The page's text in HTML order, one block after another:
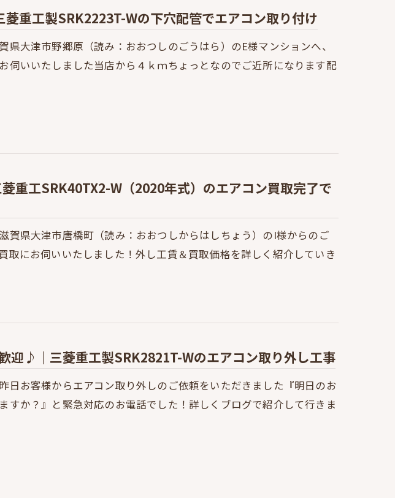
菱重工製SRK2223T-Wの下穴配管でエアコン取り付け
県大津市野郷原（読み：おおつしのごうはら）のE様マンションへ、
伺いいたしました当店から４ｋｍちょっとなのでご近所になります配
重工SRK40TX2-W（2020年式）のエアコン買取完了で
賀県大津市唐橋町（読み：おおつしからはしちょう）のI様からのご
取にお伺いいたしました！外し工賃＆買取価格を詳しく紹介していき
迎♪｜三菱重工製SRK2821T-Wのエアコン取り外し工事
日お客様からエアコン取り外しのご依頼をいただきました『明日のお
すか？』と緊急対応のお電話でした！詳しくブログで紹介して行きま